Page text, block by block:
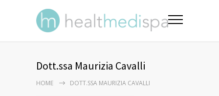
Dott.ssa Maurizia Cavalli
HOME DOTT.SSA MAURIZIA CAVALLI